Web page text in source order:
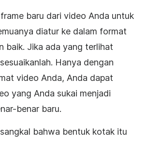
baru dari video Anda untuk
diatur ke dalam format
baik. Jika ada yang terlihat
Hanya dengan
video Anda, Anda dapat
yang Anda sukai menjadi
benar baru.
bahwa bentuk kotak itu